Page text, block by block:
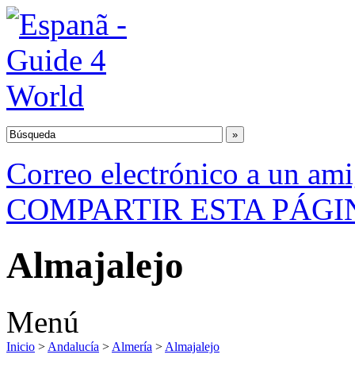
Correo electrónico a un
COMPARTIR ESTA
Almajalejo
Menú
Inicio > Andalucía > Almería > Almajalejo